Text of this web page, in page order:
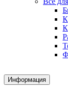
Информация